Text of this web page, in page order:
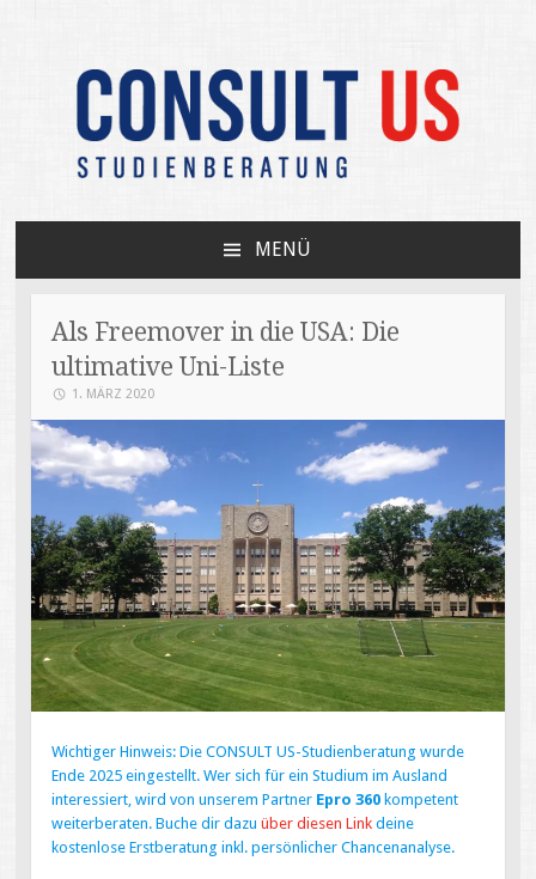
CONSULT US
Your independent expert on US college
admissions
MENÜ
SPRINGEN
Als Freemover in die USA: Die
ultimative Uni-Liste
1. MÄRZ 2020
Wichtiger Hinweis: Die CONSULT US-Studienberatung wurde
Ende 2025 eingestellt. Wer sich für ein Studium im Ausland
interessiert, wird von unserem Partner Epro 360kompetent
weiterberaten. Buche dir dazuüber diesen Link deine
kostenlose Erstberatung inkl. persönlicher Chancenanalyse.